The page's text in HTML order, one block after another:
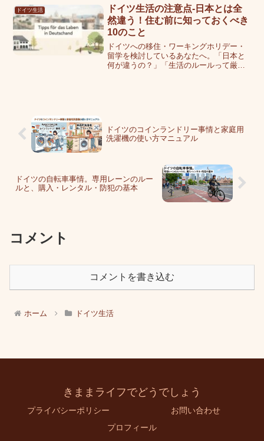
戸惑いました。ドイツは環境保護先進国
ゆえに、ゴミ出しのル...
ドイツ生活
ドイツ生活の注意点-日本とは全
然違う！住む前に知っておくべき
10のこと
ドイツへの移住・ワーキングホリデー・
留学を検討しているあなたへ。「日本と
何が違うの？」「生活のルールって厳し
ドイツのコインランドリー事情と家庭用
洗濯機の使い方マニュアル
ドイツの自転車事情。専用レーンのルー
ルと、購入・レンタル・防犯の基本
コメント
コメントを書き込む
ホーム ドイツ生活
きままライフでどうでしょう
プライバシーポリシー
お問い合わせ
プロフィール